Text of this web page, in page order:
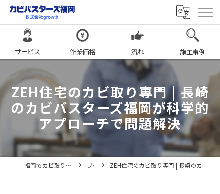
サービス 作業価格 流れ 施工事例
ZEH住宅のカビ取り専門 | 長崎
のカビバスターズ福岡が科学的
アプローチで問題解決
福岡でカビ取りならカビバスターズ福岡 ブログ ZEH住宅のカビ取り専門 | 長崎のカビバスターズ福岡が科学的アプローチで問題解決